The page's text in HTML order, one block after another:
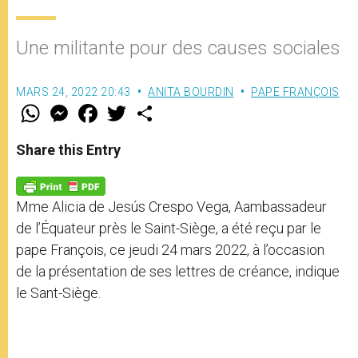
Une militante pour des causes sociales
MARS 24, 2022 20:43 ANITA BOURDIN PAPE FRANÇOIS
W
t
s
p
p
M
e
s
e
g
e
r
F
a
e
b
o
k
w
Share this Entry
Mme Alicia de Jesús Crespo Vega, Aambassadeur
de l’Équateur près le Saint-Siège, a été reçu par le
pape François, ce jeudi 24 mars 2022, à l’occasion
de la présentation de ses lettres de créance, indique
le Sant-Siège.